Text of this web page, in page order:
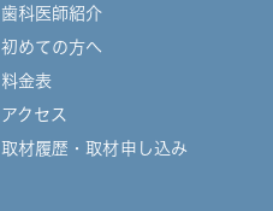
歯科医師紹介
初めての方へ
料金表
アクセス
取材履歴・取材申し込み